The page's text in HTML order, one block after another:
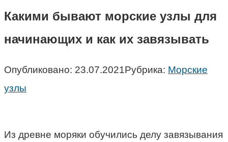
Какими бывают морские узлы для
начинающих и как их завязывать
Опубликовано: 23.07.2021Рубрика: Морские
узлы
Из древне моряки обучились делу завязывания